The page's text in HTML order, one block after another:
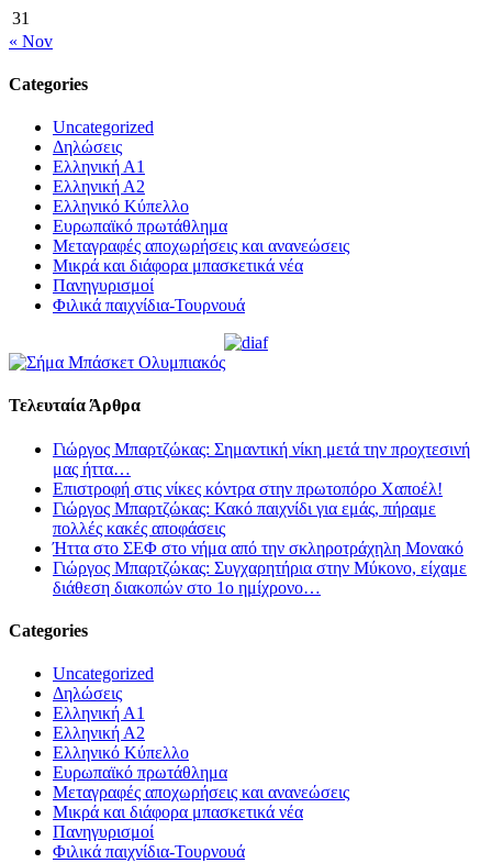
31
« Nov
Categories
Uncategorized
Δηλώσεις
Ελληνική Α1
Ελληνική Α2
Ελληνικό Κύπελλο
Ευρωπαϊκό πρωτάθλημα
Μεταγραφές αποχωρήσεις και ανανεώσεις
Μικρά και διάφορα μπασκετικά νέα
Πανηγυρισμοί
Φιλικά παιχνίδια-Τουρνουά
Τελευταία Άρθρα
Γιώργος Μπαρτζώκας: Σημαντική νίκη μετά την προχτεσινή
μας ήττα…
Επιστροφή στις νίκες κόντρα στην πρωτοπόρο Χαποέλ!
Γιώργος Μπαρτζώκας: Κακό παιχνίδι για εμάς, πήραμε
πολλές κακές αποφάσεις
Ήττα στο ΣΕΦ στο νήμα από την σκληροτράχηλη Μονακό
Γιώργος Μπαρτζώκας: Συγχαρητήρια στην Μύκονο, είχαμε
διάθεση διακοπών στο 1ο ημίχρονο…
Categories
Uncategorized
Δηλώσεις
Ελληνική Α1
Ελληνική Α2
Ελληνικό Κύπελλο
Ευρωπαϊκό πρωτάθλημα
Μεταγραφές αποχωρήσεις και ανανεώσεις
Μικρά και διάφορα μπασκετικά νέα
Πανηγυρισμοί
Φιλικά παιχνίδια-Τουρνουά